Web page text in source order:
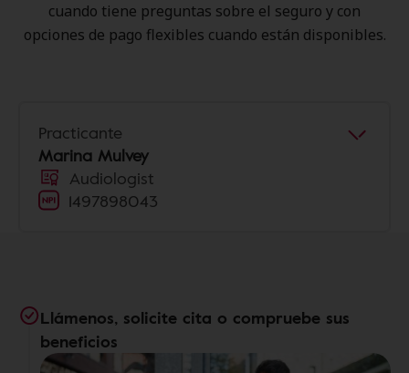
cuando tiene preguntas sobre el seguro y con
opciones de pago flexibles cuando están disponibles.
Practicante
Marina Mulvey
Audiologist
1497898043
Llámenos, solicite cita o compruebe sus
beneficios